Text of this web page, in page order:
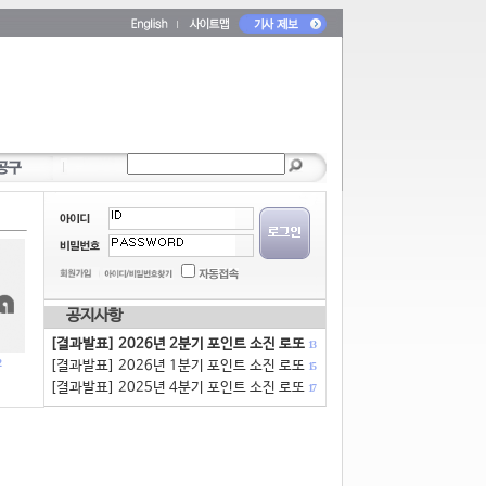
공지사항
[결과발표] 2026년 2분기 포인트 소진 로또 13
[결과발표] 2026년 1분기 포인트 소진 로또 15
[결과발표] 2025년 4분기 포인트 소진 로또 17